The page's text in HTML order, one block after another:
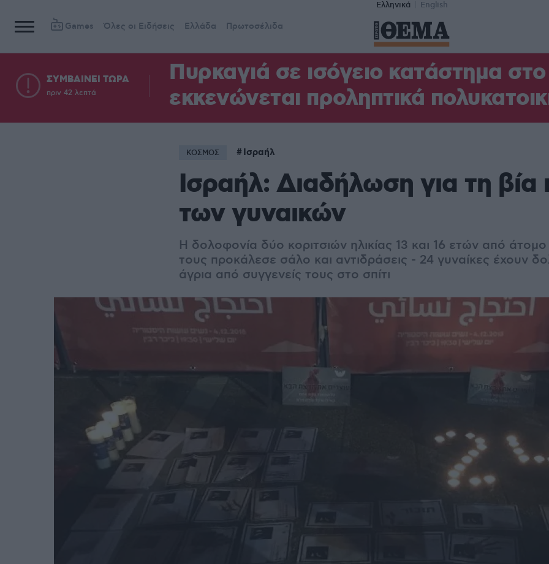
Ελληνικά English
Games Όλες οι Ειδήσεις Ελλάδα Πρωτοσέλιδα
ΣΥΜΒΑΙΝΕΙ ΤΩΡΑ
πριν 42 λεπτά
Πυρκαγιά σε ισόγειο κατάστημα
εκκενώνεται προληπτικά
ΚΟΣΜΟΣ Ισραήλ
Ισραήλ: Διαδήλωση για τη βία
των γυναικών
Η δολοφονία δύο κοριτσιών ηλικίας 13 και 16 ετών από άτομο
τους προκάλεσε σάλο και αντιδράσεις - 24 γυναίκες έχουν
άγρια από συγγενείς τους στο σπίτι